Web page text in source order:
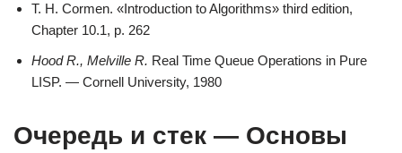
T. H. Cormen. «Introduction to Algorithms» third edition,
Chapter 10.1, p. 262
Hood R., Melville R. Real Time Queue Operations in Pure
LISP. — Cornell University, 1980
Очередь и стек — Основы